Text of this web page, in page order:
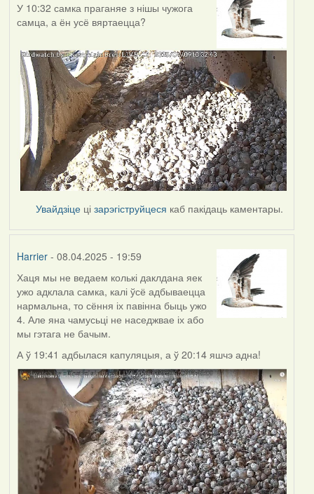
У 10:32 самка праганяе з нішы чужога
самца, а ён усё вяртаецца?
Увайдзіце цізарэгіструйцеся каб пакідаць каментары.
Harrier- 08.04.2025 - 19:59
Хаця мы не ведаем колькі даклдана яек
ужо адклала самка, калі ўсё адбываецца
нармальна, то сёння іх павінна быць ужо
4. Але яна чамусьці не наседжвае іх або
мы гэтага не бачым.
А ў 19:41 адбылася капуляцыя, а ў 20:14 яшчэ адна!